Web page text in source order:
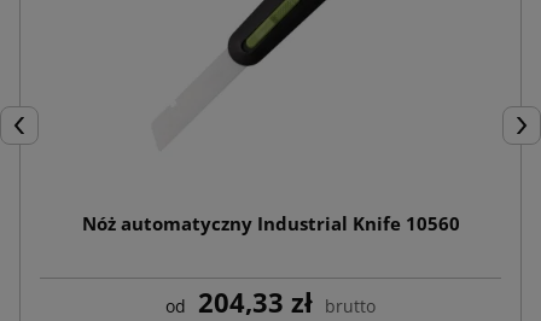
Poprzedni
Nóż automatyczny Industrial Knife 10560
od 204,33 zł brutto